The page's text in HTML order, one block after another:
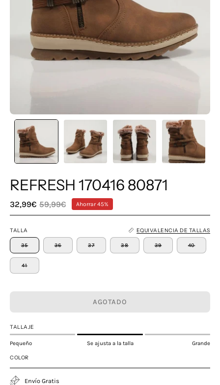
REFRESH 170416 80871
32,99€ 59,99€ Ahorrar45%
TALLA EQUIVALENCIA DE TALLAS
35 36 37 38 39 40
41
AGOTADO
TALLAJE
Pequeño Se ajusta a la talla Grande
COLOR
Envío Gratis